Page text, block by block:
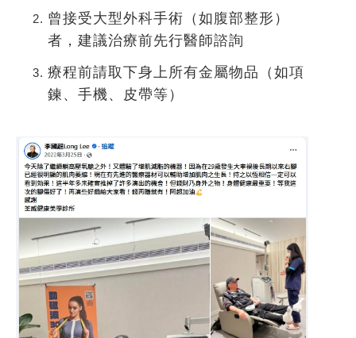
曾接受大型外科手術（如腹部整形）
者，建議治療前先行醫師諮詢
療程前請取下身上所有金屬物品（如項
鍊、手機、皮帶等）